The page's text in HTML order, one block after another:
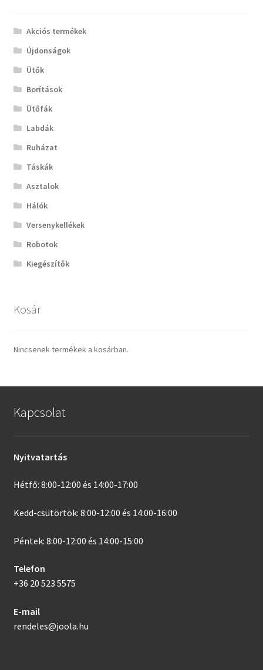
Akciós termékek
Újdonságok
Ütők
Borítások
Ütőfák
Labdák
Ruházat
Táskák
Asztalok
Hálók
Versenykellékek
Robotok
Kiegészítők
Kosár
Nincsenek termékek a kosárban.
Kapcsolat
Nyitvatartás
Hétfő: 8:00-12:00 és 14:00-17:00
Kedd-csütörtök: 8:00-12:00 és 14:00-16:00
Péntek: 8:00-12:00 és 14:00-15:00
Telefon
+36 20 523 5575
E-mail
rendeles@joola.hu